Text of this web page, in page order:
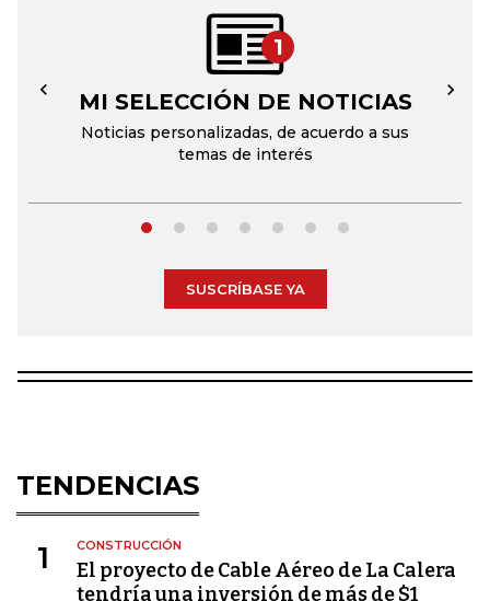
1
MI SELECCIÓN DE NOTICIAS
Noticias personalizadas, de acuerdo a sus
temas de interés
← →
SUSCRÍBASE YA
TENDENCIAS
1 CONSTRUCCIÓN
El proyecto de Cable Aéreo de La Calera
tendría una inversión de más de $1